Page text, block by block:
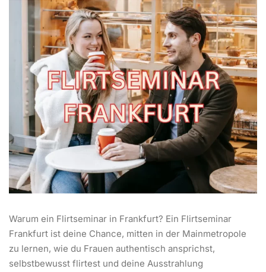
Warum ein Flirtseminar in Frankfurt? Ein Flirtseminar
Frankfurt ist deine Chance, mitten in der Mainmetropole
zu lernen, wie du Frauen authentisch ansprichst,
selbstbewusst flirtest und deine Ausstrahlung